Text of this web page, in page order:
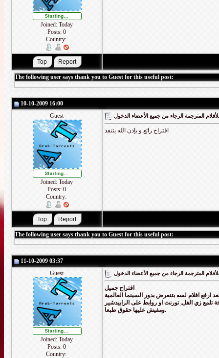
Joined: Today
Posts: 0
Country:
The following user says thank you to Guest for this useful post:
10-10-2009 16:00
Guest
Joined: Today
Posts: 0
Country:
المترجمة الرجاء من جميع الأعضاء الدخول
اقتراح رائع و بإذن الله يتنفذ
The following user says thank you to Guest for this useful post:
11-10-2009 03:37
Guest
Joined: Today
Posts: 0
Country:
المترجمة الرجاء من جميع الأعضاء الدخول
اقتراح جميل
افلام لسه بتنعرض بدور السينما العالمية
تلمع زي الفل, تورنت او روابط على الرابيدشير
ومفيش عليها حقوق طبعا.